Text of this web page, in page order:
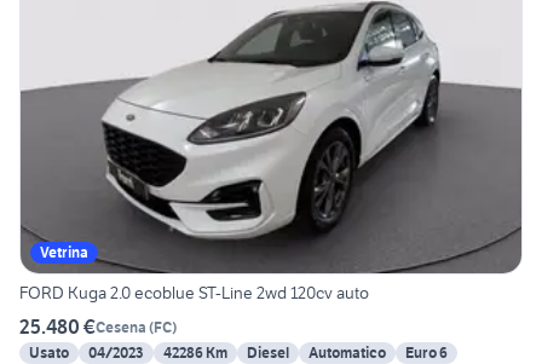
Vetrina
FORD Kuga 2.0 ecoblue ST-Line 2wd 120cv auto
25.480 €Cesena (FC)
Usato
04/2023 42286 Km Diesel Automatico
Euro 6